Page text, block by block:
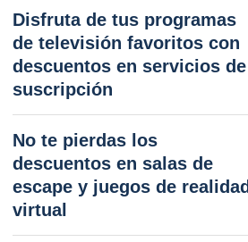
Disfruta de tus programas
de televisión favoritos con
descuentos en servicios de
suscripción
No te pierdas los
descuentos en salas de
escape y juegos de realidad
virtual